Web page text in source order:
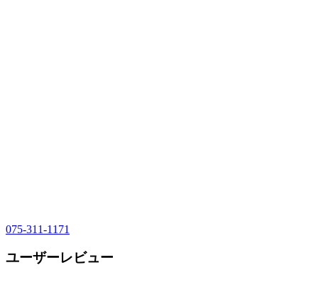
075-311-1171
ユーザーレビュー